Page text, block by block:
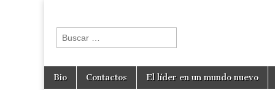
gestión de
personas,
talento e
Buscar:
Main menu
Skip to content
Bio Contactos El líder en un mundo nuevo